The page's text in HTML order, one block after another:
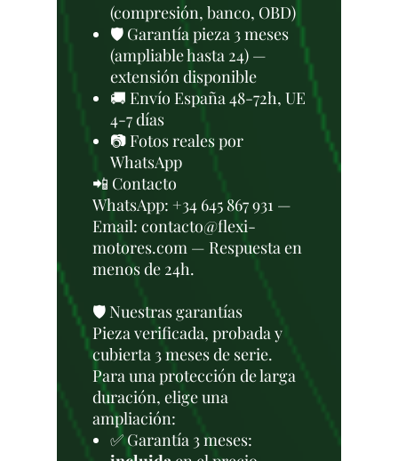
(compresión, banco, OBD)
🛡️ Garantía pieza 3 meses
(ampliable hasta 24) —
extensión disponible
🚚 Envío España 48-72h, UE
4-7 días
📷 Fotos reales por
WhatsApp
📲 Contacto
WhatsApp: +34 645 867 931 —
Email: contacto@flexi-
motores.com — Respuesta en
menos de 24h.
🛡️ Nuestras garantías
Pieza verificada, probada y
cubierta 3 meses de serie.
Para una protección de larga
duración, elige una
ampliación:
✅ Garantía 3 meses: